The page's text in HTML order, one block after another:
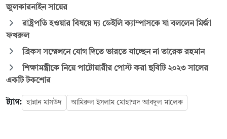
জুলকারনাইন সায়ের
রাষ্ট্রপতি হওয়ার বিষয়ে দ্য ডেইলি ক্যাম্পাসকে যা বললেন মির্জা
ফখরুল
ব্রিকস সম্মেলনে যোগ দিতে ভারতে যাচ্ছেন না তারেক রহমান
শিক্ষামন্ত্রীকে নিয়ে পাটোয়ারীর পোস্ট করা ছবিটি ২০২৩ সালের
একটি টকশোর
ট্যাগ: হান্নান মাসউদ আমিরুল ইসলাম মোহাম্মদ আবদুল মালেক